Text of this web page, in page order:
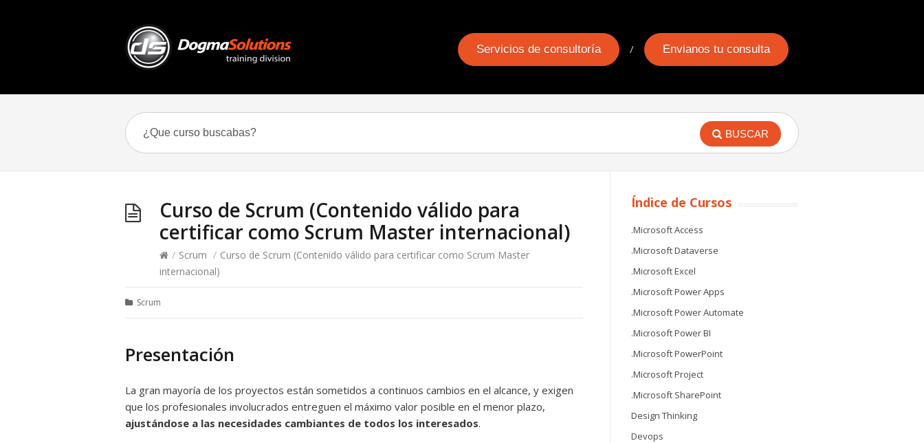
Servicios de consultoría Envianos tu consulta
BUSCAR
Curso de Scrum (Contenido válido para
certificar como Scrum Master internacional)
/ Scrum / Curso de Scrum (Contenido válido para certificar como Scrum Master
internacional)
Scrum
Presentación
La gran mayoría de los proyectos están sometidos a continuos cambios en el alcance, y exigen
que los profesionales involucrados entreguen el máximo valor posible en el menor plazo,
ajustándose a las necesidades cambiantes de todos los interesados.
Índice de Cursos
.Microsoft Access
.Microsoft Dataverse
.Microsoft Excel
.Microsoft Power Apps
.Microsoft Power Automate
.Microsoft Power BI
.Microsoft PowerPoint
.Microsoft Project
.Microsoft SharePoint
Design Thinking
Devops